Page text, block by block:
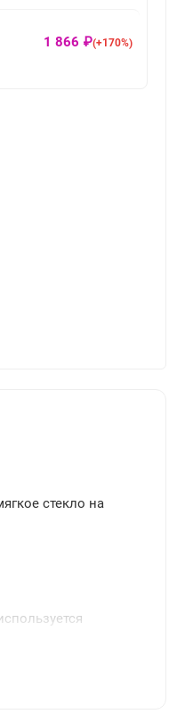
1 866 ₽(+170%)
стекло на